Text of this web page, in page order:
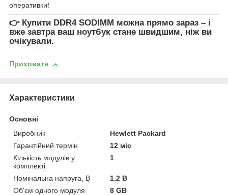
оперативки!
👉 Купити DDR4 SODIMM можна прямо зараз – і
вже завтра ваш ноутбук стане швидшим, ніж ви
очікували.
Приховати
Характеристики
Основні
Виробник
Hewlett Packard
Гарантійний термін
12 міс
Кількість модулів у
комплекті
1
Номінальна напруга, В
1.2 В
Об'єм одного модуля
8 GB